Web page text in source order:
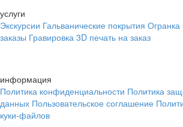
услуги
Экскурсии Гальванические покрытия Огранка
заказы Гравировка 3D печать на заказ
информация
Политика конфиденциальности Политика
данных Пользовательское соглашение
куки-файлов